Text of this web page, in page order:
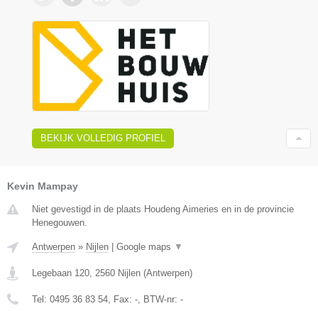
BEKIJK VOLLEDIG PROFIEL
Kevin Mampay
Niet gevestigd in de plaats Houdeng Aimeries en in de provincie
Henegouwen.
Antwerpen » Nijlen Google maps ▼
Legebaan 120, 2560 Nijlen (Antwerpen)
Tel: 0495 36 83 54, Fax: -, BTW-nr: -